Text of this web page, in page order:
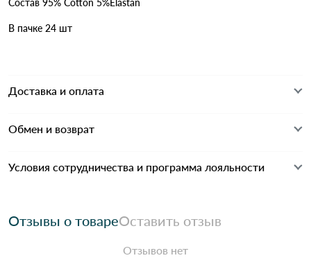
Состав 95% Cotton 5%Elastan
В пачке 24 шт
Доставка и оплата
Обмен и возврат
Условия сотрудничества и программа лояльности
Отзывы о товареОставить отзыв
Отзывов нет